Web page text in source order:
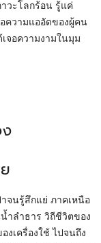
วะโลกร้อน รู้แค่
ความแออัดของผู้คน
จอความงามในมุม
จนรู้สึกแย่ ภาคเหนือ
ำลำธาร วิถีชีวิตของ
เครื่องใช้ ไปจนถึง